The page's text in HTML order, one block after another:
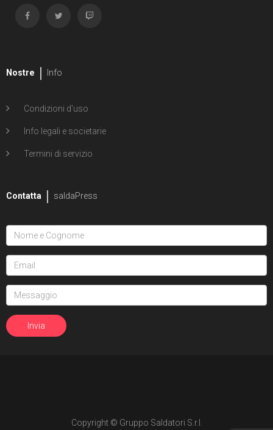
Nostre Info
Condizioni d'uso
Info legali e societarie
Termini di servizio
Contatta saldaPress
Copyright © Gruppo Saldatori S.r.l.